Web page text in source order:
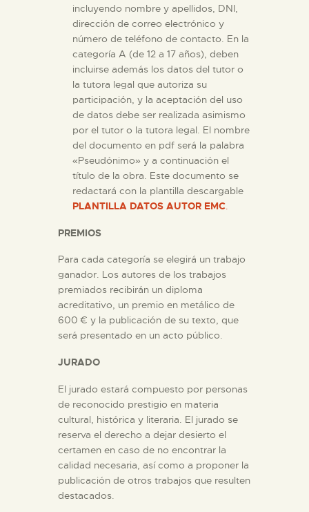
incluyendo nombre y apellidos, DNI,
dirección de correo electrónico y
número de teléfono de contacto. En la
categoría A (de 12 a 17 años), deben
incluirse además los datos del tutor o
la tutora legal que autoriza su
participación, y la aceptación del uso
de datos debe ser realizada asimismo
por el tutor o la tutora legal. El nombre
del documento en pdf será la palabra
«Pseudónimo» y a continuación el
título de la obra. Este documento se
redactará con la plantilla descargable
PLANTILLA DATOS AUTOR EMC.
PREMIOS
Para cada categoría se elegirá un trabajo
ganador. Los autores de los trabajos
premiados recibirán un diploma
acreditativo, un premio en metálico de
600 € y la publicación de su texto, que
será presentado en un acto público.
JURADO
El jurado estará compuesto por personas
de reconocido prestigio en materia
cultural, histórica y literaria. El jurado se
reserva el derecho a dejar desierto el
certamen en caso de no encontrar la
calidad necesaria, así como a proponer la
publicación de otros trabajos que resulten
destacados.